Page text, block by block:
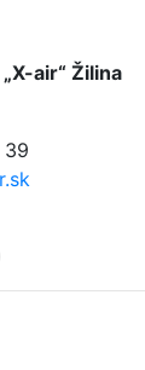
air“ Žilina
39